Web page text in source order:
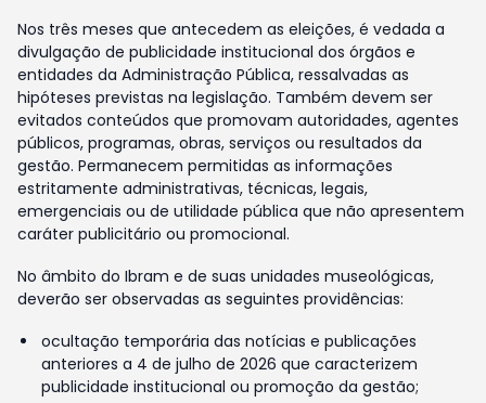
Nos três meses que antecedem as eleições, é vedada a
divulgação de publicidade institucional dos órgãos e
entidades da Administração Pública, ressalvadas as
hipóteses previstas na legislação. Também devem ser
evitados conteúdos que promovam autoridades, agentes
públicos, programas, obras, serviços ou resultados da
gestão. Permanecem permitidas as informações
estritamente administrativas, técnicas, legais,
emergenciais ou de utilidade pública que não apresentem
caráter publicitário ou promocional.
No âmbito do Ibram e de suas unidades museológicas,
deverão ser observadas as seguintes providências:
ocultação temporária das notícias e publicações
anteriores a 4 de julho de 2026 que caracterizem
publicidade institucional ou promoção da gestão;